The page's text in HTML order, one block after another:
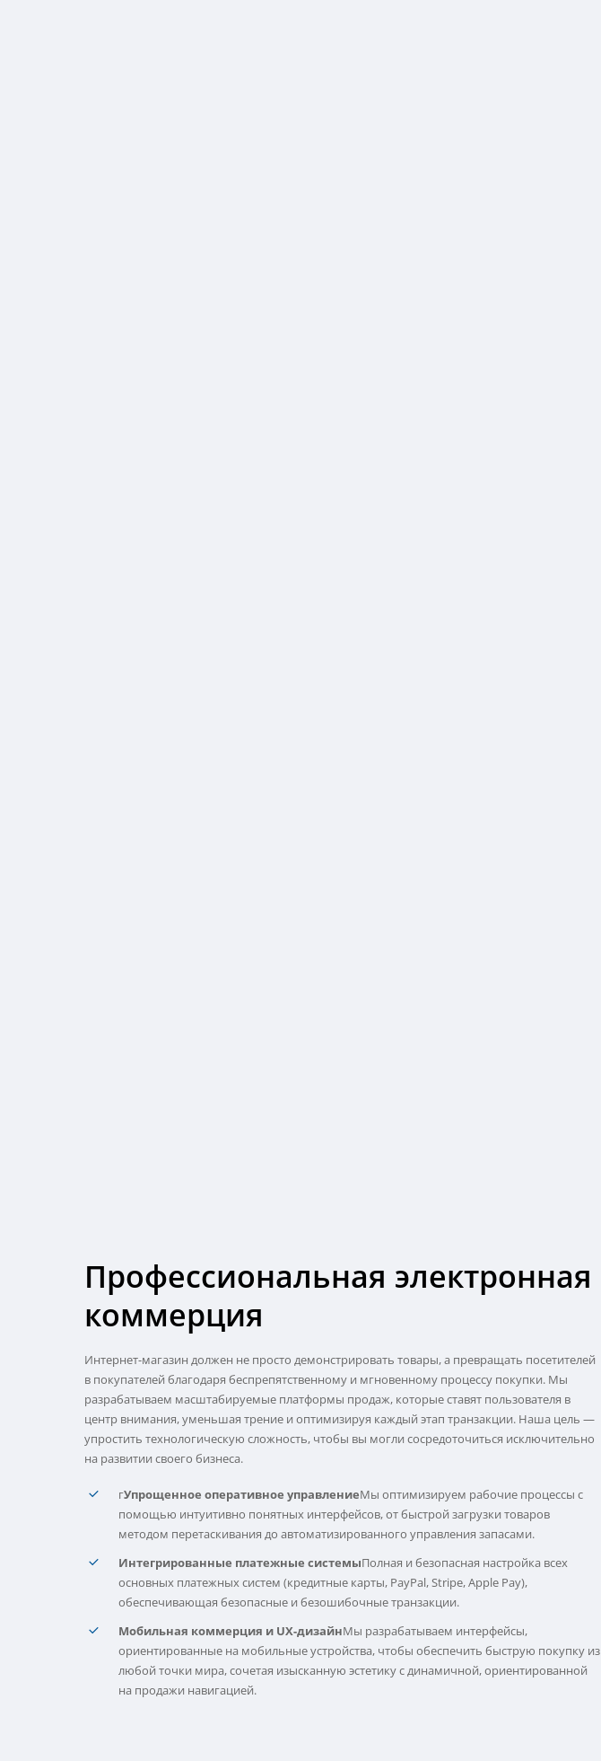
Профессиональная электронная
коммерция
Интернет-магазин должен не просто демонстрировать товары, а превращать посетителей
в покупателей благодаря беспрепятственному и мгновенному процессу покупки. Мы
разрабатываем масштабируемые платформы продаж, которые ставят пользователя в
центр внимания, уменьшая трение и оптимизируя каждый этап транзакции. Наша цель —
упростить технологическую сложность, чтобы вы могли сосредоточиться исключительно
на развитии своего бизнеса.
гУпрощенное оперативное управлениеМы оптимизируем рабочие процессы с
помощью интуитивно понятных интерфейсов, от быстрой загрузки товаров
методом перетаскивания до автоматизированного управления запасами.
Интегрированные платежные системыПолная и безопасная настройка всех
основных платежных систем (кредитные карты, PayPal, Stripe, Apple Pay),
обеспечивающая безопасные и безошибочные транзакции.
Мобильная коммерция и UX-дизайнМы разрабатываем интерфейсы,
ориентированные на мобильные устройства, чтобы обеспечить быструю покупку из
любой точки мира, сочетая изысканную эстетику с динамичной, ориентированной
на продажи навигацией.